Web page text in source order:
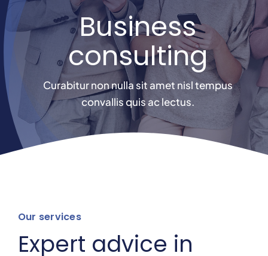
Notre accompagnement
Actualités
Media
Business
consulting
Curabitur non nulla sit amet nisl tempus
convallis quis ac lectus.
Our services
Expert advice in